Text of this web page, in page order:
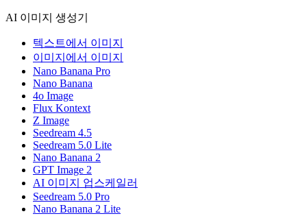
AI 이미지 생성기
텍스트에서 이미지
이미지에서 이미지
Nano Banana Pro
Nano Banana
4o Image
Flux Kontext
Z Image
Seedream 4.5
Seedream 5.0 Lite
Nano Banana 2
GPT Image 2
AI 이미지 업스케일러
Seedream 5.0 Pro
Nano Banana 2 Lite